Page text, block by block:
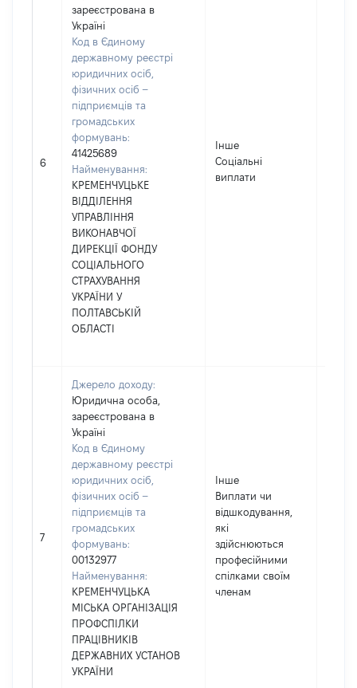
6
зареєстрована в
Україні
Код в Єдиному
державному реєстрі
юридичних осіб,
фізичних осіб –
підприємців та
громадських
формувань:
41425689
Найменування:
КРЕМЕНЧУЦЬКЕ
ВІДДІЛЕННЯ
УПРАВЛІННЯ
ВИКОНАВЧОЇ
ДИРЕКЦІЇ ФОНДУ
СОЦІАЛЬНОГО
СТРАХУВАННЯ
УКРАЇНИ У
ПОЛТАВСЬКІЙ
ОБЛАСТІ
Інше
Соціальні
виплати
7
Джерело доходу:
Юридична особа,
зареєстрована в
Україні
Код в Єдиному
державному реєстрі
юридичних осіб,
фізичних осіб –
підприємців та
громадських
формувань:
00132977
Найменування:
КРЕМЕНЧУЦЬКА
МІСЬКА ОРГАНІЗАЦІЯ
ПРОФСПІЛКИ
ПРАЦІВНИКІВ
ДЕРЖАВНИХ УСТАНОВ
УКРАЇНИ
Інше
Виплати чи
відшкодування,
які
здійснюються
професійними
спілками своїм
членам